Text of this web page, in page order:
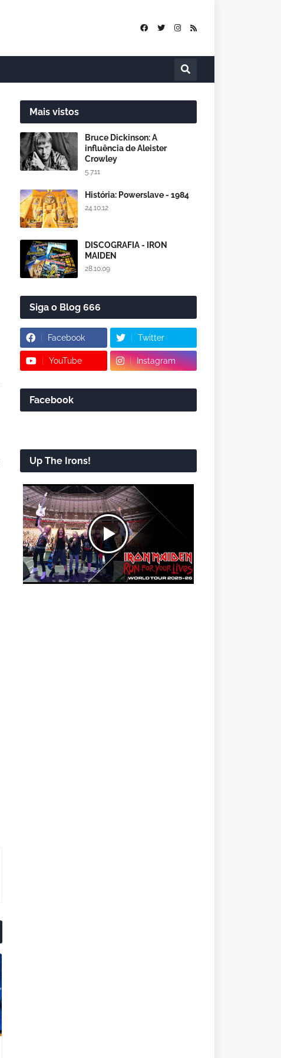
Mais vistos
Bruce Dickinson: A
influência de Aleister
Crowley
5.7.11
História: Powerslave - 1984
24.10.12
DISCOGRAFIA - IRON
MAIDEN
28.10.09
Siga o Blog 666
Facebook Twitter
YouTube Instagram
Facebook
Up The Irons!